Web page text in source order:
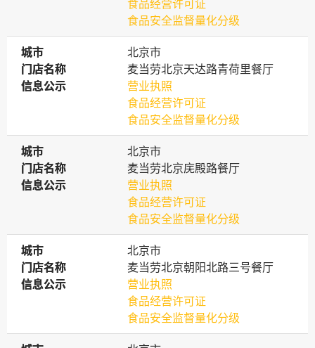
食品经营许可证
食品安全监督量化分级
城市
城市
北京市
门店名称
门店名称
麦当劳北京天达路青荷里餐厅
信息公示
信息公示
营业执照
食品经营许可证
食品安全监督量化分级
城市
城市
北京市
门店名称
门店名称
麦当劳北京庑殿路餐厅
信息公示
信息公示
营业执照
食品经营许可证
食品安全监督量化分级
城市
城市
北京市
门店名称
门店名称
麦当劳北京朝阳北路三号餐厅
信息公示
信息公示
营业执照
食品经营许可证
食品安全监督量化分级